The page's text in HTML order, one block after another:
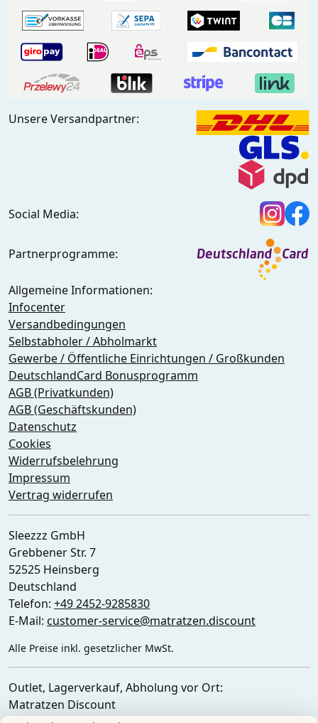
Unsere Versandpartner:
Social Media:
Partnerprogramme:
Allgemeine Informationen:
Infocenter
Versandbedingungen
Selbstabholer / Abholmarkt
Gewerbe / Öffentliche Einrichtungen / Großkunden
DeutschlandCard Bonusprogramm
AGB (Privatkunden)
AGB (Geschäftskunden)
Datenschutz
Cookies
Widerrufsbelehrung
Impressum
Vertrag widerrufen
Sleezzz GmbH
Grebbener Str. 7
52525 Heinsberg
Deutschland
Telefon: +49 2452-9285830
E-Mail: customer-service@matratzen.discount
Alle Preise inkl. gesetzlicher MwSt.
Outlet, Lagerverkauf, Abholung vor Ort:
Matratzen Discount